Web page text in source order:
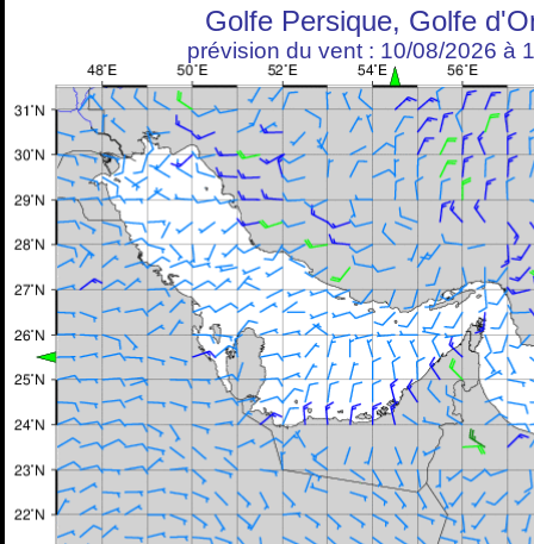
Golfe Persique, Golfe
prévision du vent : 10/08/2026 à